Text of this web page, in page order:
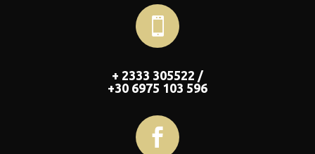

+ 2333 305522 /
+30 6975 103 596
